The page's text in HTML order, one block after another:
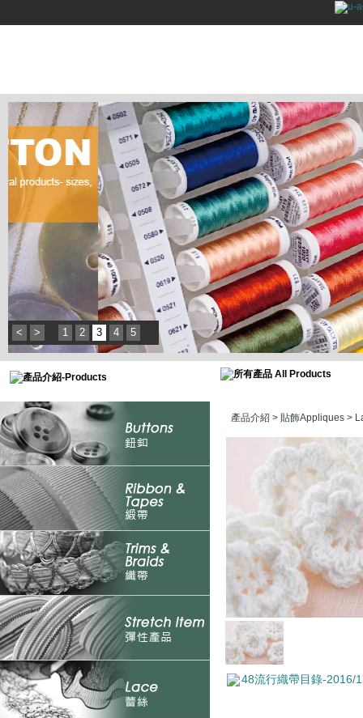
< > 1 2 3 4 5
產品介紹 > 貼飾Appliques >
48流行織帶目錄-2016/